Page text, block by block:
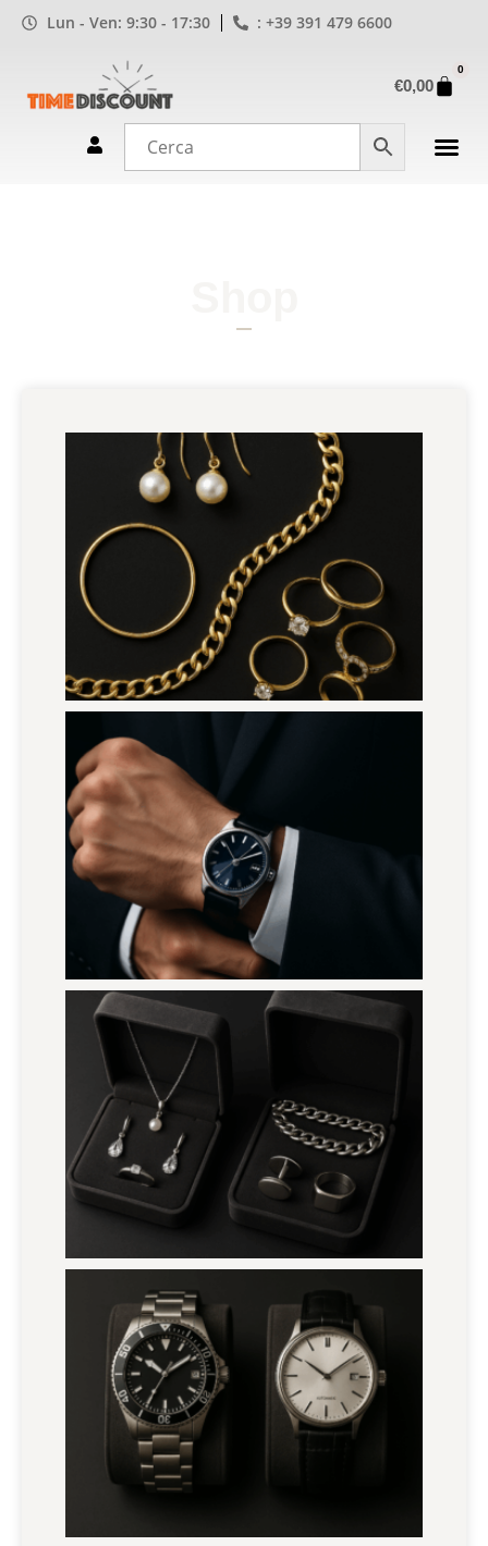
Lun - Ven: 9:30 - 17:30 : +39 391 479 6600
€0,00
0